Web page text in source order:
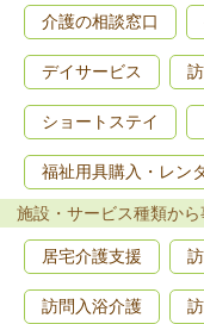
介護の相談窓口
デイサービス
ショートステイ
福祉用具購入・レン
施設・サービス種類か
居宅介護支援
訪問入浴介護